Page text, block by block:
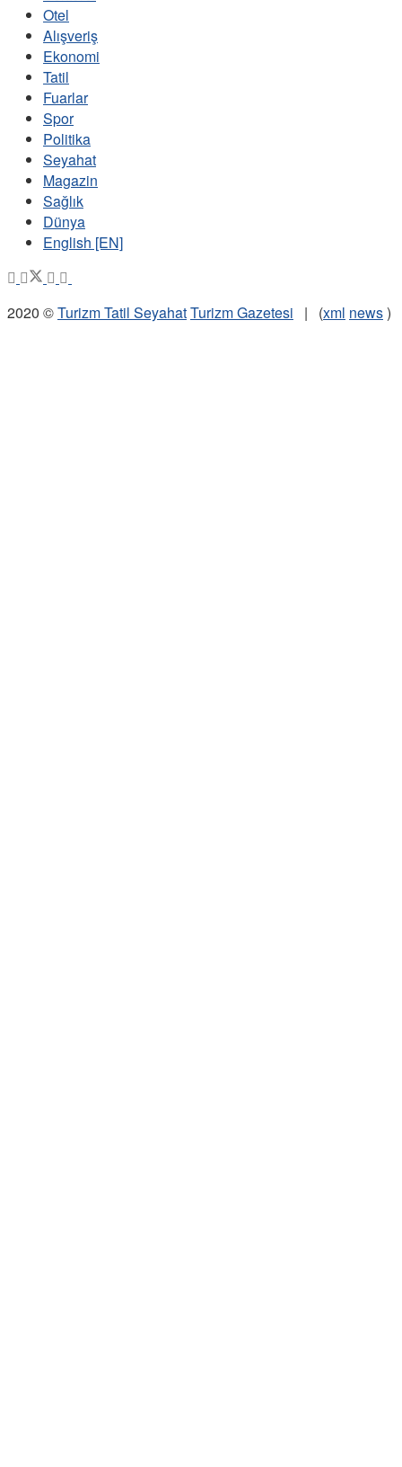
Otel
Alışveriş
Ekonomi
Tatil
Fuarlar
Spor
Politika
Seyahat
Magazin
Sağlık
Dünya
English [EN]
2020 ©Turizm Tatil SeyahatTurizm Gazetesi | (xml news)